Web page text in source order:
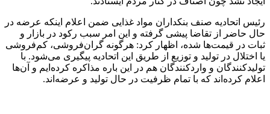
رئیس اتحادیه صنف بنکداران مواد غذایی ضمن اعلام اینکه عرضه در
حال حاضر از تقاضا پیشی گرفته و این امر سبب رکود در بازار و
ثبات در قیمت‌ها شده، اظهار کرد: هرگونه گران‌فروشی، کم‌فروشی
یا اختلال در تولید و توزیع از طریق این اتحادیه پیگیری می‌شود. با
تولیدکنندگان و واردکنندگان هم در این باره مذاکره کرده‌ایم و آن‌ها
اعلام کرده‌اند که با تمام ظرفیت در حال تولید و عرضه‌اند.